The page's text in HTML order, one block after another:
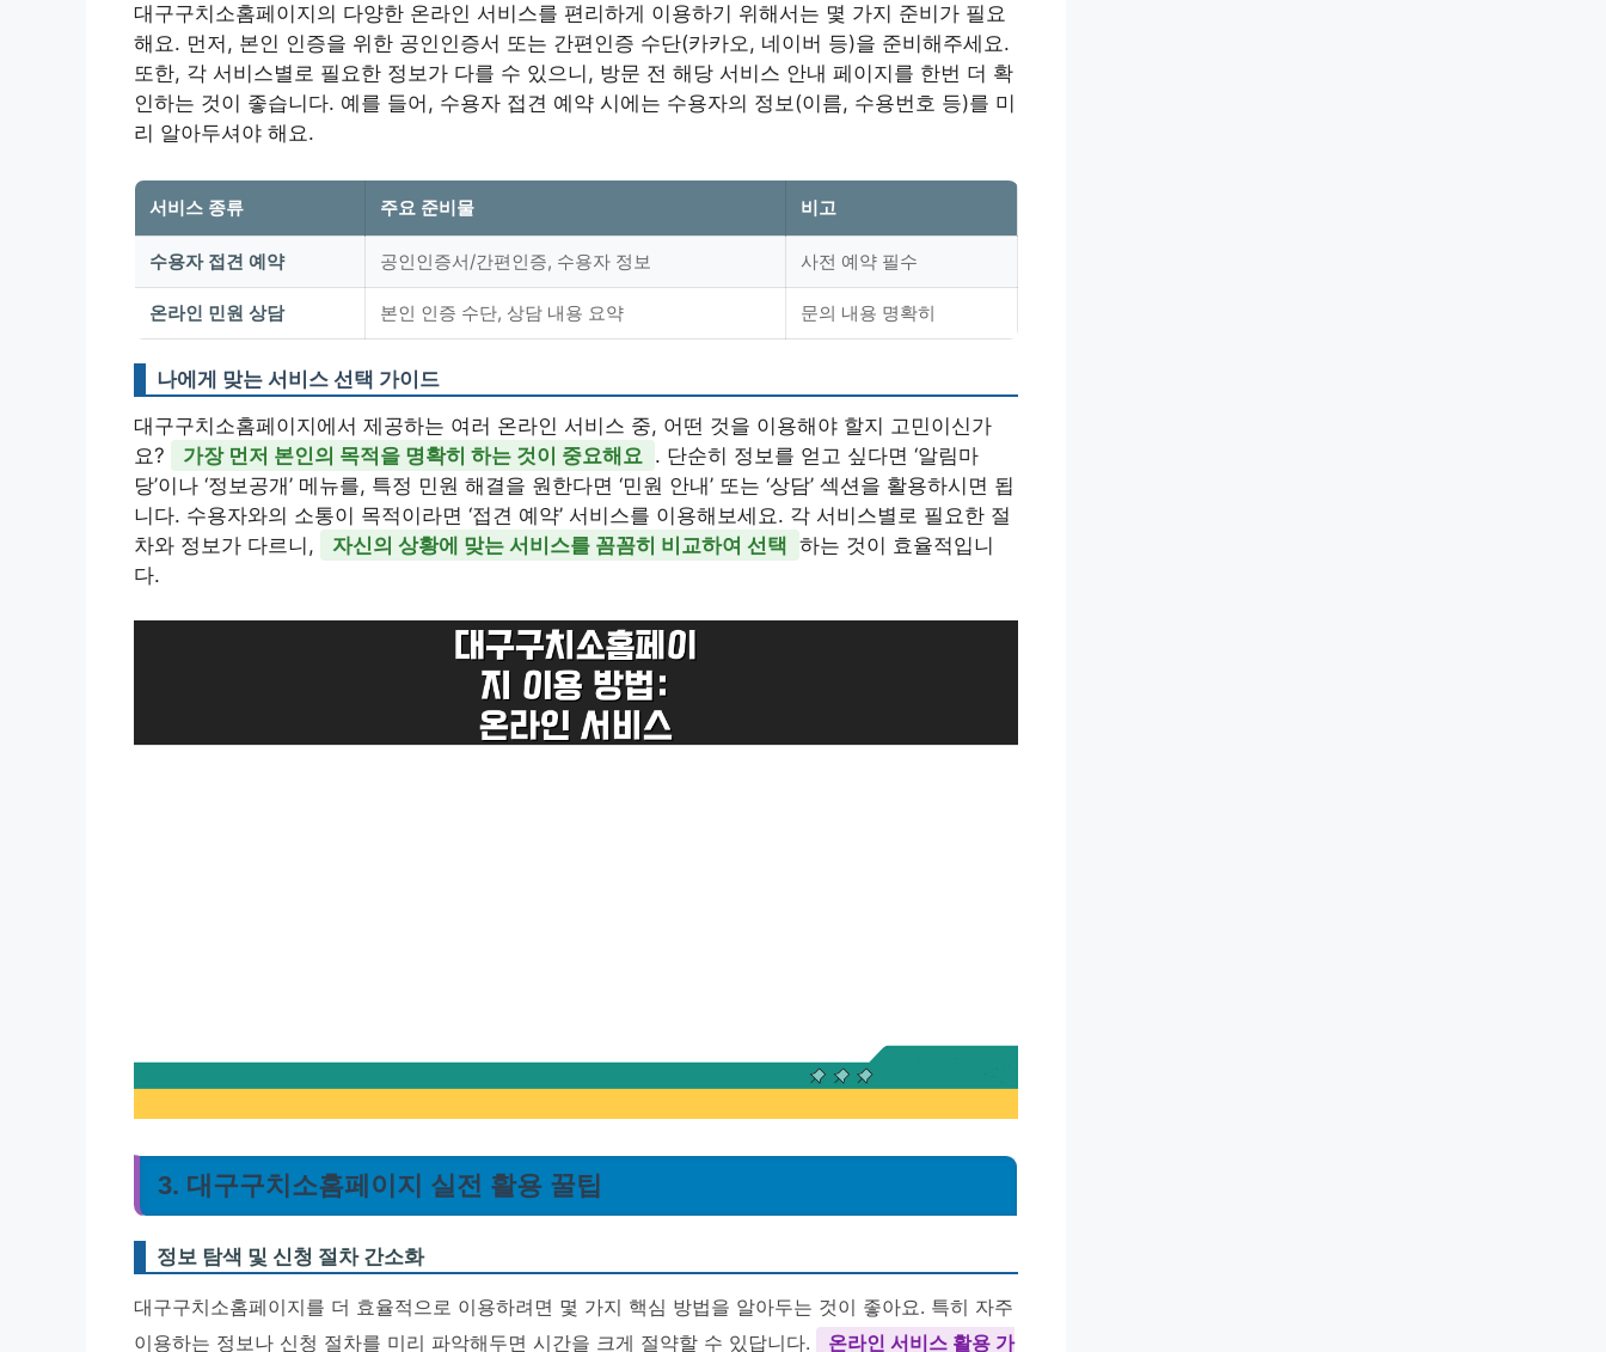
대구구치소홈페이지의 다양한 온라인 서비스를 편리하게 이용하기 위해서는 몇 가지 준비가 필요
해요. 먼저, 본인 인증을 위한 공인인증서 또는 간편인증 수단(카카오, 네이버 등)을 준비해주세요.
또한, 각 서비스별로 필요한 정보가 다를 수 있으니, 방문 전 해당 서비스 안내 페이지를 한번 더 확
인하는 것이 좋습니다. 예를 들어, 수용자 접견 예약 시에는 수용자의 정보(이름, 수용번호 등)를 미
리 알아두셔야 해요.
서비스 종류 주요 준비물 비고
수용자 접견 예약 공인인증서/간편인증, 수용자 정보 사전 예약 필수
온라인 민원 상담 본인 인증 수단, 상담 내용 요약 문의 내용 명확히
나에게 맞는 서비스 선택 가이드
대구구치소홈페이지에서 제공하는 여러 온라인 서비스 중, 어떤 것을 이용해야 할지 고민이신가
요?
가장 먼저 본인의 목적을 명확히 하는 것이 중요해요
. 단순히 정보를 얻고 싶다면 ‘알림마
당’이나 ‘정보공개’ 메뉴를, 특정 민원 해결을 원한다면 ‘민원 안내’ 또는 ‘상담’ 섹션을 활용하시면 됩
니다. 수용자와의 소통이 목적이라면 ‘접견 예약’ 서비스를 이용해보세요. 각 서비스별로 필요한 절
차와 정보가 다르니,
자신의 상황에 맞는 서비스를 꼼꼼히 비교하여 선택 하는 것이 효율적입니
다.
3. 대구구치소홈페이지 실전 활용 꿀팁
정보 탐색 및 신청 절차 간소화
대구구치소홈페이지를 더 효율적으로 이용하려면 몇 가지 핵심 방법을 알아두는 것이 좋아요. 특히 자주
이용하는 정보나 신청 절차를 미리 파악해두면 시간을 크게 절약할 수 있답니다.
온라인 서비스 활용 가